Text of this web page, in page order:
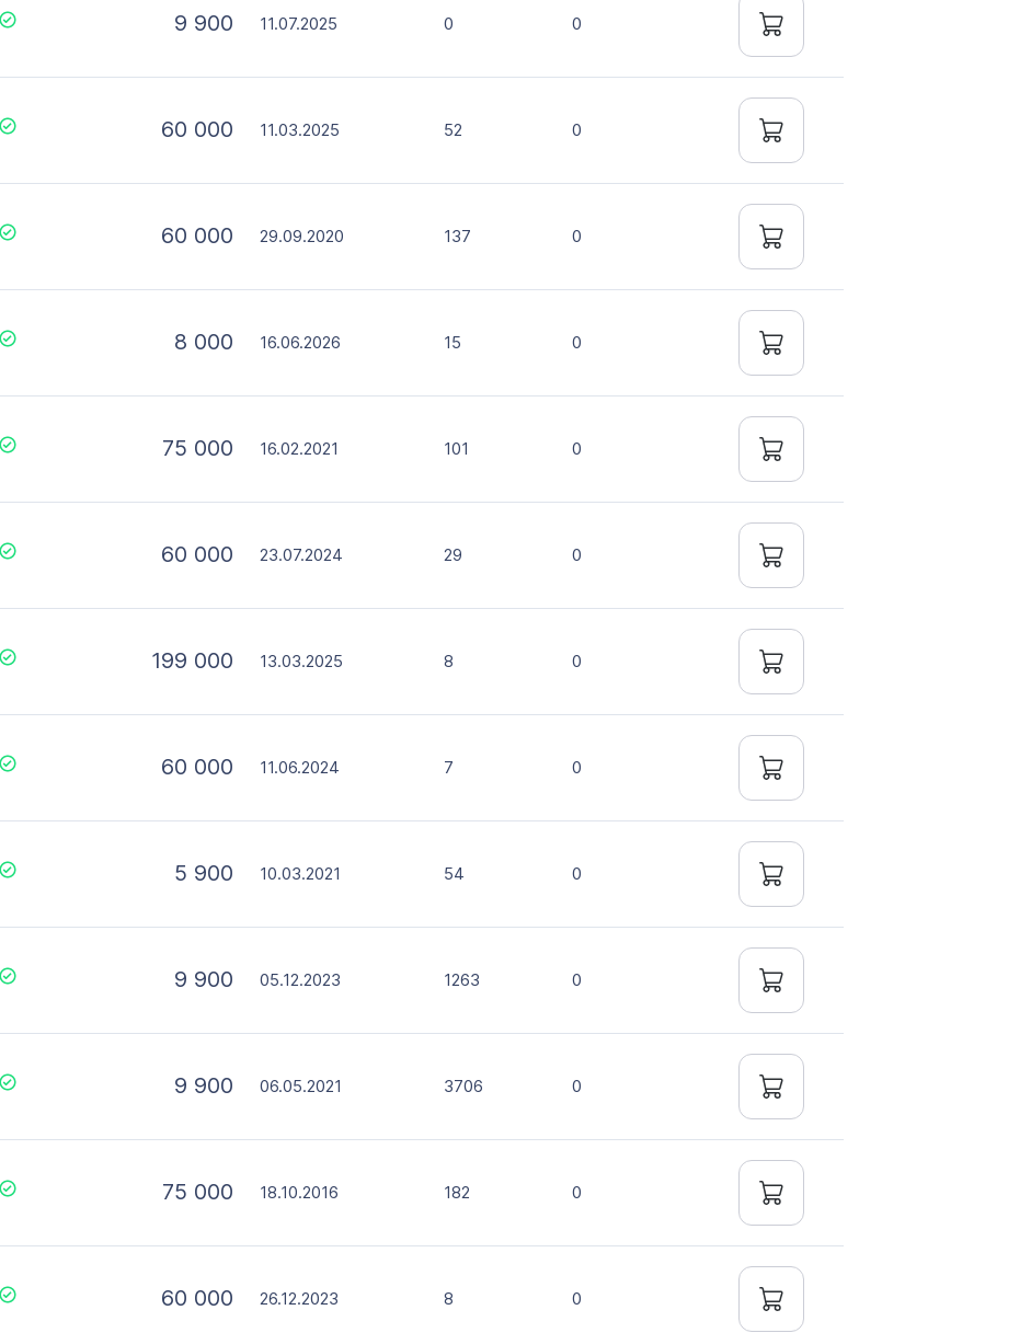
9 900 11.07.2025 0 0
60 000 11.03.2025 52 0
60 000 29.09.2020 137 0
8 000 16.06.2026 15 0
75 000 16.02.2021 101 0
60 000 23.07.2024 29 0
199 000 13.03.2025 8 0
60 000 11.06.2024 7 0
5 900 10.03.2021 54 0
9 900 05.12.2023 1263 0
9 900 06.05.2021 3706 0
75 000 18.10.2016 182 0
60 000 26.12.2023 8 0